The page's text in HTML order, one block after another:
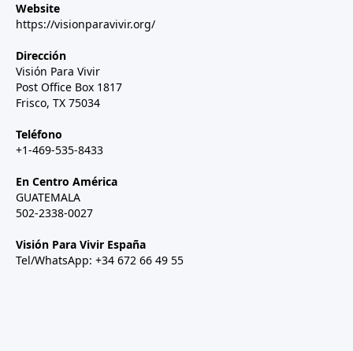
Website
https://visionparavivir.org/
Dirección
Visión Para Vivir
Post Office Box 1817
Frisco, TX 75034
Teléfono
+1-469-535-8433
En Centro América
GUATEMALA
502-2338-0027
Visión Para Vivir España
Tel/WhatsApp: +34 672 66 49 55